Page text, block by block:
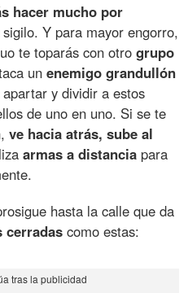
hacer mucho por
Y para mayor engorro,
te toparás con otrogrupo
unenemigo grandullón
y dividir a estos
de uno en uno. Si se te
ve hacia atrás, sube al
armas a distancia para
hasta la calle que da
cerradas como estas: